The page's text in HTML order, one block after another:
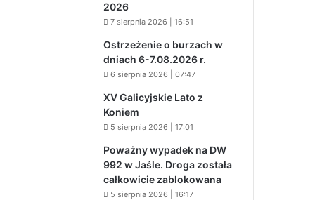
2026
7 sierpnia 2026 | 16:51
Ostrzeżenie o burzach w
dniach 6-7.08.2026 r.
6 sierpnia 2026 | 07:47
XV Galicyjskie Lato z
Koniem
5 sierpnia 2026 | 17:01
Poważny wypadek na DW
992 w Jaśle. Droga została
całkowicie zablokowana
5 sierpnia 2026 | 16:17